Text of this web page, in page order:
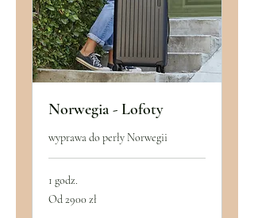
Norwegia - Lofoty
wyprawa do perły Norwegii
1 godz.
Od
2900
Od 2900 zł